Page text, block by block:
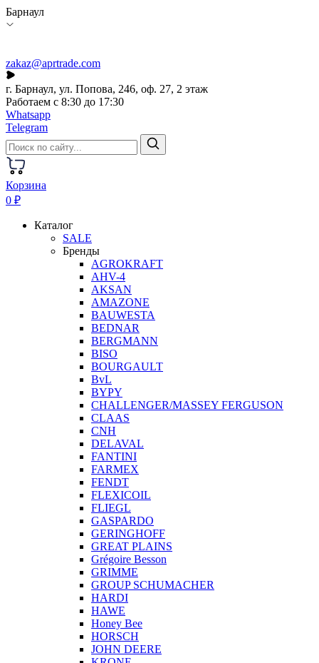
Барнаул
zakaz@aprtrade.com
г. Барнаул, ул. Попова, 246, оф. 27, 2 этаж
Работаем с 8:30 до 17:30
Whatsapp
Telegram
Корзина
0 ₽
Каталог
SALE
Бренды
AGROKRAFT
AHV-4
AKSAN
AMAZONE
BAUWESTA
BEDNAR
BERGMANN
BISO
BOURGAULT
BvL
BYPY
CHALLENGER/MASSEY FERGUSON
CLAAS
CNH
DELAVAL
FANTINI
FARMEX
FENDT
FLEXICOIL
FLIEGL
GASPARDO
GERINGHOFF
GREAT PLAINS
Grégoire Besson
GRIMME
GROUP SCHUMACHER
HARDI
HAWE
Honey Bee
HORSCH
JOHN DEERE